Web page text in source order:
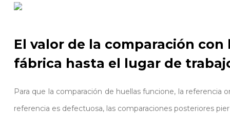
El valor de la comparación
fábrica hasta el lugar de
Para que la comparación de huellas funcione, la referencia
referencia es defectuosa, las comparaciones posteriores